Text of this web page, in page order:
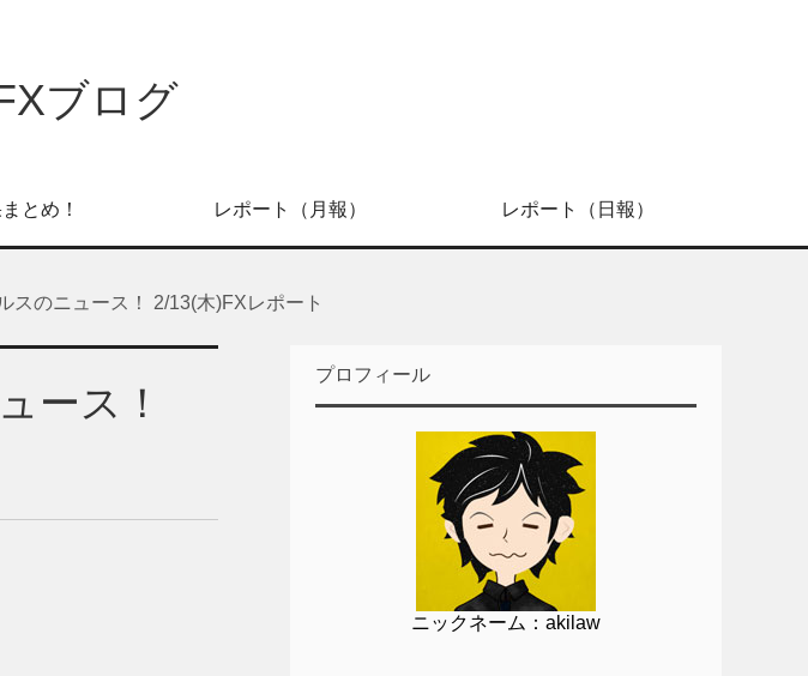
ブログ
とめ！ レポート（月報） レポート（日報）
スのニュース！ 2/13(木)FXレポート
ース！
プロフィール
ニックネーム：akilaw